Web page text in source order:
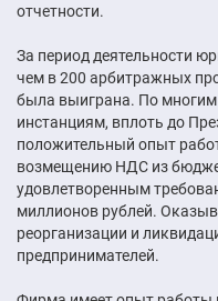
отчетности.
За период деятельности
чем в 200 арбитражных
была выиграна. По многим
инстанциям, вплоть до
положительный опыт
возмещению НДС из
удовлетворенным
миллионов рублей.
реорганизации и
предпринимателей.